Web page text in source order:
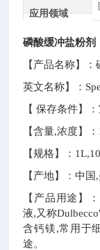
应用领域
磷酸缓冲盐粉剂
【产品名称】
英文名称】：
【 保存条件】
【含量,浓度】
【规格】：
【产地】：中国
【产品用途】
液,又称
含钙镁,常用于
途。